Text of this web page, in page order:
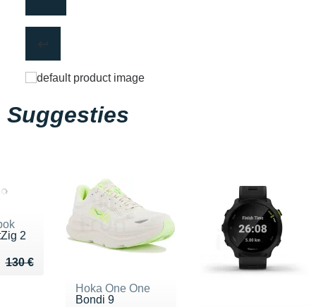
Suggesties
2
130 €
de 130 €
95 €
Hoka One One
Bondi 9